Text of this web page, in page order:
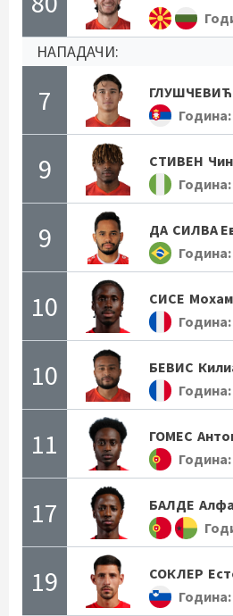
НАПАДАЧИ:
7 ГЛУШЧЕВИЋ
Година:
9 СТИВЕН
Година:
9 ДА СИЛВА
Година:
10 СИСЕ
Година:
10 БЕВИС
Година:
11 ГОМЕС
Година:
17 БАЛДЕ Алфа
19 СОКЛЕР
Година: